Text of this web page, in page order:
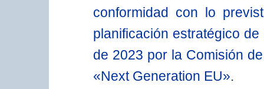
conformidad con lo
planificación estratégico
de 2023 por la Comisión
«Next Generation EU».